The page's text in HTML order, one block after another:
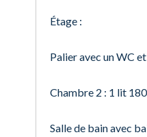
Étage :
Palier avec un WC
Chambre 2 : 1 lit
Salle de bain avec